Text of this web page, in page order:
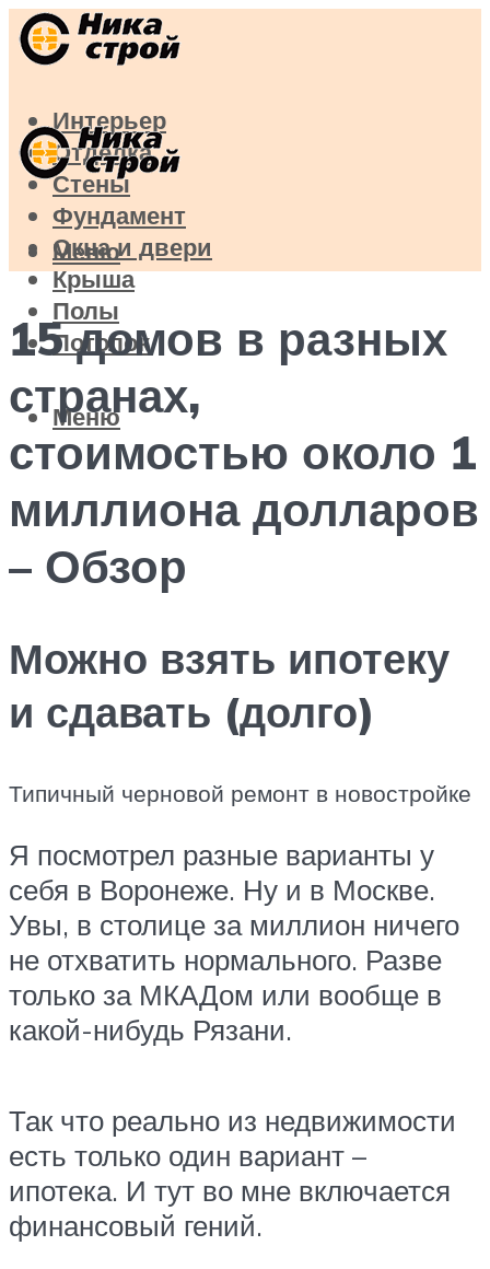
Интерьер
Отделка
Стены
Фундамент
Окна и двери
Крыша
Полы
Потолок
Меню
Меню
15 домов в разных
странах,
стоимостью около 1
миллиона долларов
– Обзор
Можно взять ипотеку
и сдавать (долго)
Типичный черновой ремонт в новостройке
Я посмотрел разные варианты у
себя в Воронеже. Ну и в Москве.
Увы, в столице за миллион ничего
не отхватить нормального. Разве
только за МКАДом или вообще в
какой-нибудь Рязани.
Так что реально из недвижимости
есть только один вариант –
ипотека. И тут во мне включается
финансовый гений.